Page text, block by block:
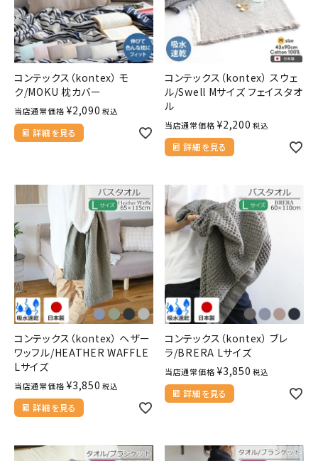
コンテックス（kontex） モ
ク/MOKU 枕カバー
当店通常価格 ¥2,090 税込
詳細を見る
コンテックス（kontex） スウェ
ル/Swell Mサイズ フェイスタオ
ル
当店通常価格 ¥2,200 税込
詳細を見る
コンテックス（kontex） ヘザー
ワッフル/HEATHER WAFFLE
Lサイズ
当店通常価格 ¥3,850 税込
詳細を見る
コンテックス（kontex） ブレ
ラ/BRERA Lサイズ
当店通常価格 ¥3,850 税込
詳細を見る